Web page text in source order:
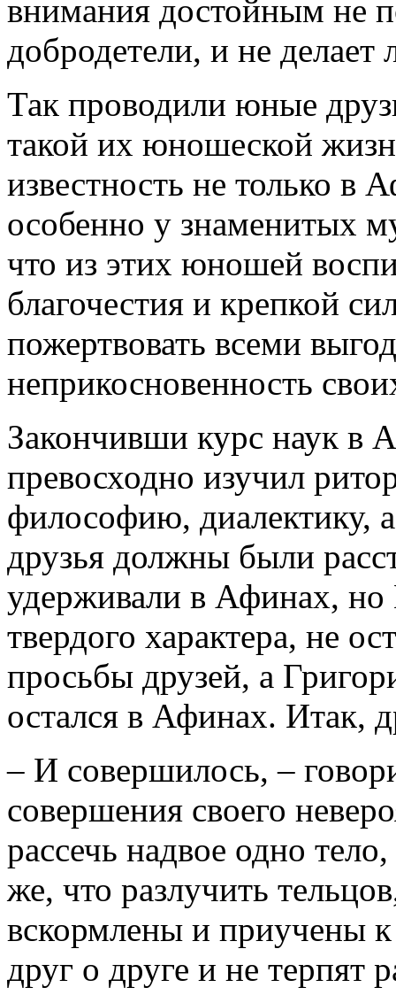
внимания достойным не
добродетели, и не
Так проводили юные
такой их юношеской
известность не только в
особенно у знаменитых
что из этих юношей
благочестия и крепкой
пожертвовать всеми
неприкосновенность
Закончивши курс наук в
превосходно изучил
философию, диалектику,
друзья должны были
удерживали в Афинах, но
твердого характера, не
просьбы друзей, а
остался в Афинах. Итак,
– И совершилось, –
совершения своего
рассечь надвое одно
же, что разлучить
вскормлены и приучены
друг о друге и не терпят